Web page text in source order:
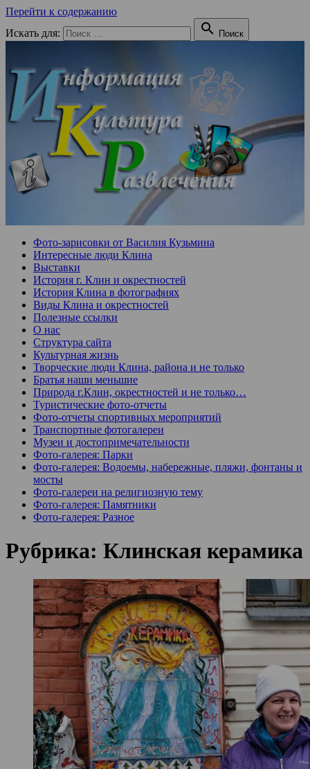
Перейти к содержанию
Искать для:
 Поиск
Фото-зарисовки от Василия Кузьмина
Интересные люди Клина
Выставки
История г. Клин и окрестностей
История Клина в фотографиях
Виды Клина и окрестностей
Полезные ссылки
О нас
Структура сайта
Культурная жизнь
Творческие люди Клина, района и не только
Братья наши меньшие
Природа г.Клин, окрестностей и не только…
Туристические фото-отчеты
Фото-отчеты спортивных мероприятий
Транспортные фотогалереи
Музеи и достопримечательности
Фото-галерея: Парки
Фото-галерея: Водоемы, набережные, пляжи, фонтаны и
мосты
Фото-галереи на религиозную тему
Фото-галерея: Памятники
Фото-галерея: Разное
Рубрика: Клинская керамика